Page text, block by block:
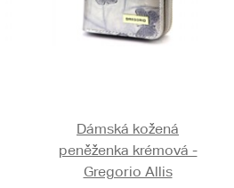
Dámská kožená
peněženka krémová -
Gregorio Allis